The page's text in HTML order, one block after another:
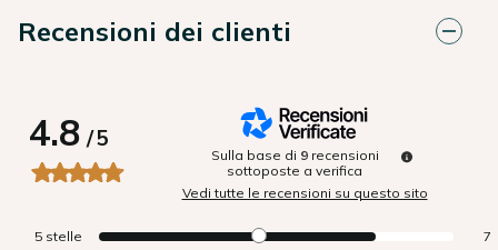
Recensioni dei clienti
4.8/5
Sulla base di 9 recensioni
sottoposte a verifica
Vedi tutte le recensioni su questo sito
5 stelle
7